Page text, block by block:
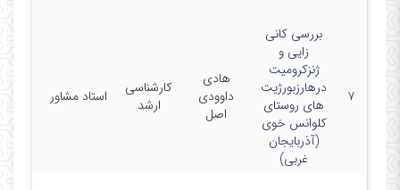
۷
بررسی کانی
زایی و
ژنزکرومیت
درهارزبورژیت
های روستای
کلوانس خوی
(آذربایجان
غربی)
هادی
داوودی
اصل
کارشناسی
ارشد
استاد مشاور